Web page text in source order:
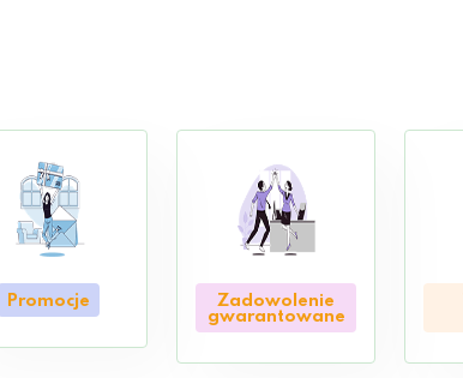
Promocje
Zadowolenie
gwarantowane